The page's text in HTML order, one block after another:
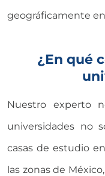
geográficamente
¿En qué
Nuestro experto
universidades no
casas de estudio
las zonas de